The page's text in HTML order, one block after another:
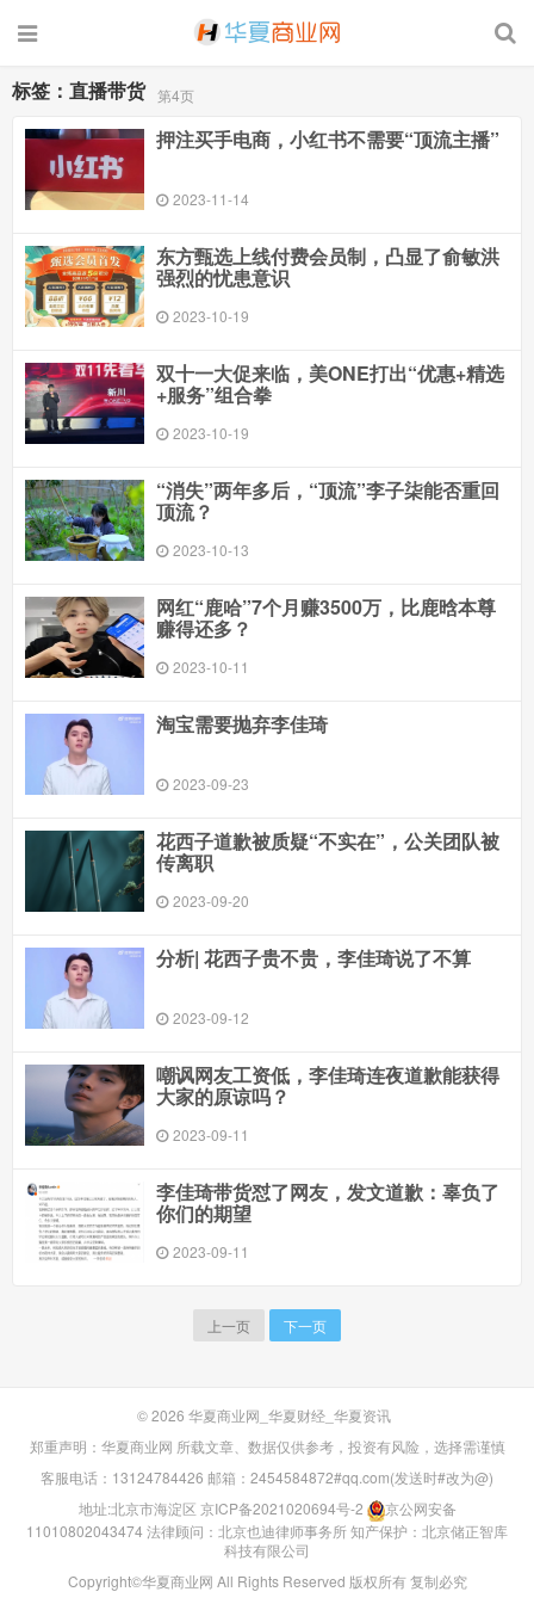
标签：直播带货 第4页
押注买手电商，小红书不需要“顶流主播”
2023-11-14
东方甄选上线付费会员制，凸显了俞敏洪
强烈的忧患意识
2023-10-19
双十一大促来临，美ONE打出“优惠+精选
+服务”组合拳
2023-10-19
“消失”两年多后，“顶流”李子柒能否重回
顶流？
2023-10-13
网红“鹿哈”7个月赚3500万，比鹿晗本尊
赚得还多？
2023-10-11
淘宝需要抛弃李佳琦
2023-09-23
花西子道歉被质疑“不实在”，公关团队被
传离职
2023-09-20
分析| 花西子贵不贵，李佳琦说了不算
2023-09-12
嘲讽网友工资低，李佳琦连夜道歉能获得
大家的原谅吗？
2023-09-11
李佳琦带货怼了网友，发文道歉：辜负了
你们的期望
2023-09-11
上一页 下一页
© 2026 华夏商业网_华夏财经_华夏资讯
郑重声明：华夏商业网 所载文章、数据仅供参考，投资有风险，选择需谨慎
客服电话：13124784426 邮箱：2454584872#qq.com(发送时#改为@)
地址:北京市海淀区 京ICP备2021020694号-2
京公网安备
11010802043474 法律顾问：北京也迪律师事务所知产保护：北京储正智库
科技有限公司
Copyright©华夏商业网 All Rights Reserved 版权所有 复制必究